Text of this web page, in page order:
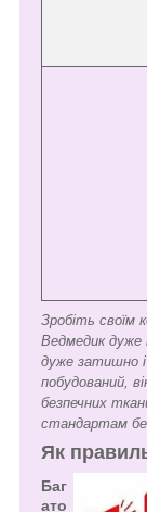
Зробіть своїм
Ведмедик дуже
дуже затишно і
побудований,
безпечних
стандартам
Як
Баг
ато